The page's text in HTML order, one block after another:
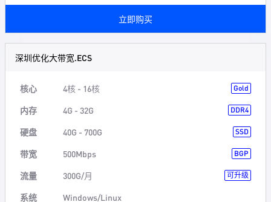
立即购买
深圳优化大带宽.ECS
核心 4核 - 16核 Gold
内存 4G - 32G DDR4
硬盘 40G - 700G SSD
带宽 500Mbps BGP
流量 300G/月 可升级
系统
Windows/Linux